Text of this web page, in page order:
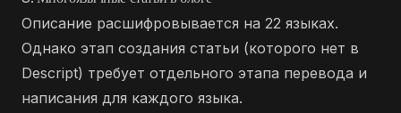
Описание расшифровывается на 22 языках.
Однако этап создания статьи (которого нет в
Descript) требует отдельного этапа перевода и
написания для каждого языка.